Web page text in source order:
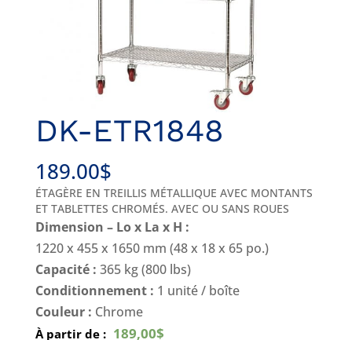
DK-ETR1848
189.00$
ÉTAGÈRE EN TREILLIS MÉTALLIQUE AVEC MONTANTS
ET TABLETTES CHROMÉS. AVEC OU SANS ROUES
Dimension – Lo x La x H :
1220 x 455 x 1650 mm (48 x 18 x 65 po.)
Capacité : 365 kg (800 lbs)
Conditionnement : 1 unité / boîte
Couleur : Chrome
À partir de : 189,00$